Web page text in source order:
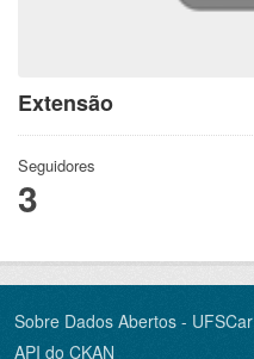
Extensão
Seguidores
3
Sobre Dados Abertos - UFSCar
API do CKAN